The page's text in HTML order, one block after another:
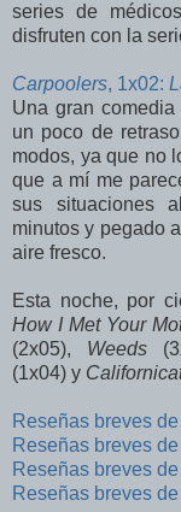
series de
disfruten con la
Carpoolers, 1x02:
Una gran
un poco de
modos, ya que no
que a mí me
sus situaciones
minutos y pegado
aire fresco.
Esta noche, por
How I Met Your
(2x05), Weeds
(1x04) y
Reseñas breves
Reseñas breves
Reseñas breves
Reseñas breves